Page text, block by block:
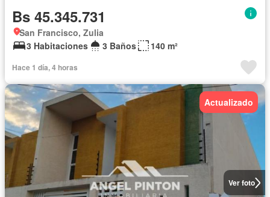
Bs 45.345.731
San Francisco, Zulia
3 Habitaciones
3 Baños 140 m²
Hace 1 día, 4 horas
Ver foto
Actualizado